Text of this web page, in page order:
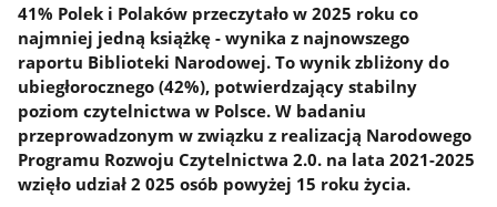
41% Polek i Polaków przeczytało w 2025 roku co
najmniej jedną książkę - wynika z najnowszego
raportu Biblioteki Narodowej. To wynik zbliżony do
ubiegłorocznego (42%), potwierdzający stabilny
poziom czytelnictwa w Polsce. W badaniu
przeprowadzonym w związku z realizacją Narodowego
Programu Rozwoju Czytelnictwa 2.0. na lata 2021-2025
wzięło udział 2 025 osób powyżej 15 roku życia.